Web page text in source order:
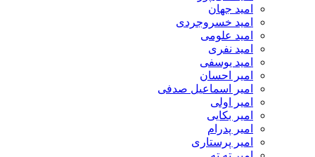
امید جهان
امید خسروجردی
امید علومی
امید نفری
امید یوسفی
امیر احسان
امیر اسماعیل صدفی
امیر اولی
امیر بکایی
امیر پدرام
امیر پرستاری